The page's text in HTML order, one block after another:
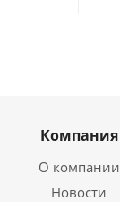
Компания
О компании
Новости